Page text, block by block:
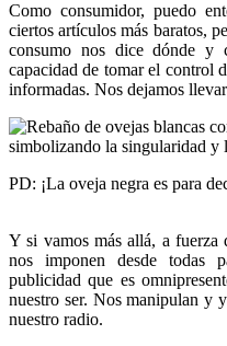
Como consumidor, puedo
ciertos artículos más baratos,
consumo nos dice dónde y
capacidad de tomar el control
informadas. Nos dejamos
PD: ¡La oveja negra es para
Y si vamos más allá, a fuerza
nos imponen desde todas
publicidad que es
nuestro ser. Nos manipulan y
nuestro radio.